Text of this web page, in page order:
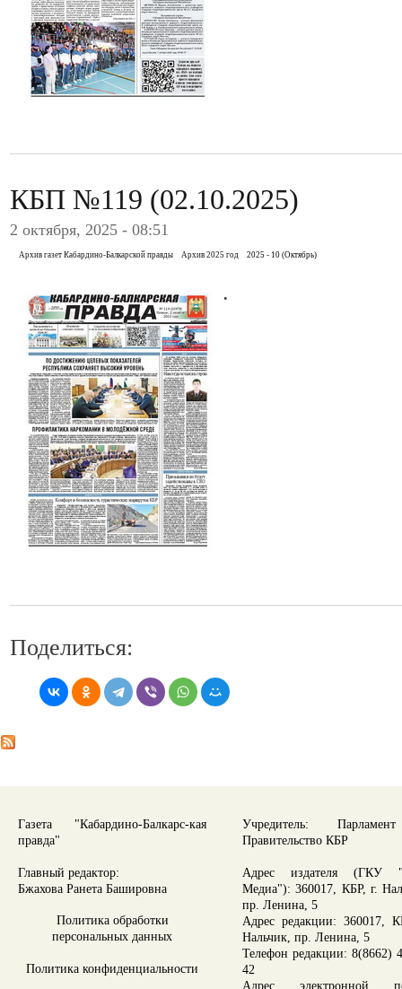
КБП №119 (02.10.2025)
2 октября, 2025 - 08:51
Архив газет Кабардино-Балкарской правды Архив 2025 год 2025 - 10 (Октябрь)
.
Поделиться:
Газета "Кабардино-Балкарс-кая
правда"
Главный редактор:
Бжахова Ранета Башировна
Политика обработки
персональных данных
Политика конфиденциальности
Учредитель:
Правительство КБР
Адрес издателя (ГКУ
Медиа"): 360017, КБР, г.
пр. Ленина, 5
Адрес редакции: 360017,
Нальчик, пр. Ленина, 5
Телефон редакции: 8(8662)
42
Адрес электронной